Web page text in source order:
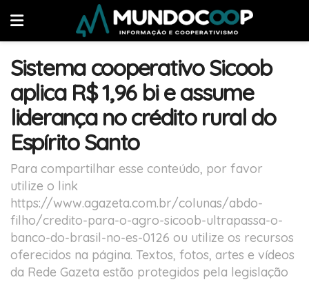
Sistema cooperativo Sicoob
aplica R$ 1,96 bi e assume
liderança no crédito rural do
Espírito Santo
Para compartilhar esse conteúdo, por favor
utilize o link
https://www.agazeta.com.br/colunas/abdo-
filho/credito-para-o-agro-sicoob-ultrapassa-o-
banco-do-brasil-no-es-0126 ou utilize os recursos
oferecidos na página. Textos, fotos, artes e vídeos
da Rede Gazeta estão protegidos pela legislação